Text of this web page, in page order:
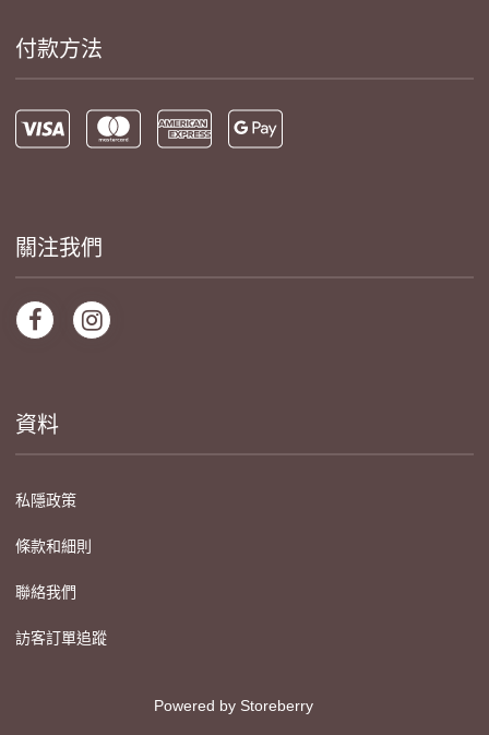
付款方法
關注我們
資料
私隱政策
條款和細則
聯絡我們
訪客訂單追蹤
Powered by Storeberry